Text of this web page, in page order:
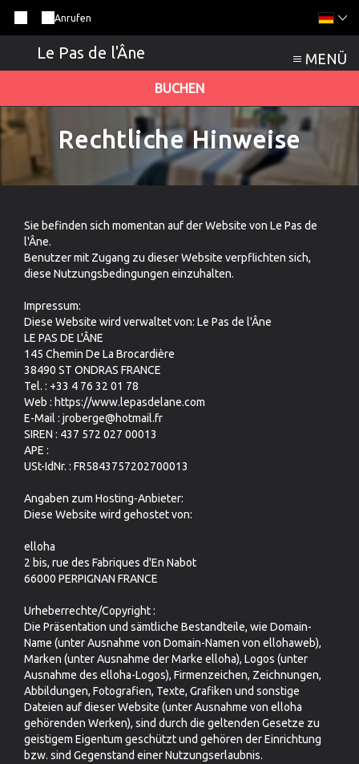
Anrufen
Le Pas de l'Âne MENÜ
BUCHEN
Rechtliche Hinweise
Sie befinden sich momentan auf der Website von Le Pas de
l'Âne.
Benutzer mit Zugang zu dieser Website verpflichten sich,
diese Nutzungsbedingungen einzuhalten.
Impressum:
Diese Website wird verwaltet von: Le Pas de l'Âne
LE PAS DE L'ÂNE
145 Chemin De La Brocardière
38490 ST ONDRAS FRANCE
Tel. : +33 4 76 32 01 78
Web : https://www.lepasdelane.com
E-Mail : jroberge@hotmail.fr
SIREN : 437 572 027 00013
APE :
USt-IdNr. : FR5843757202700013
Angaben zum Hosting-Anbieter:
Diese Website wird gehostet von:
elloha
2 bis, rue des Fabriques d'En Nabot
66000 PERPIGNAN FRANCE
Urheberrechte/Copyright :
Die Präsentation und sämtliche Bestandteile, wie Domain-
Name (unter Ausnahme von Domain-Namen von ellohaweb),
Marken (unter Ausnahme der Marke elloha), Logos (unter
Ausnahme des elloha-Logos), Firmenzeichen, Zeichnungen,
Abbildungen, Fotografien, Texte, Grafiken und sonstige
Dateien auf dieser Website (unter Ausnahme von elloha
gehörenden Werken), sind durch die geltenden Gesetze zu
geistigem Eigentum geschützt und gehören der Einrichtung
bzw. sind Gegenstand einer Nutzungserlaubnis.